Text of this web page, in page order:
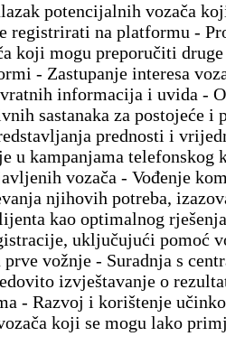
potencijalnih vozača
registrirati na platformu -
koji mogu preporučiti
- Zastupanje interesa
informacija i uvida -
sastanaka za postojeće i
prednosti i
u kampanjama telefonskog
vozača - Vođenje
njihovih potreba,
kao optimalnog
uključujući pomoć
vožnje - Suradnja s
izvještavanje o
- Razvoj i korištenje
koji se mogu lako